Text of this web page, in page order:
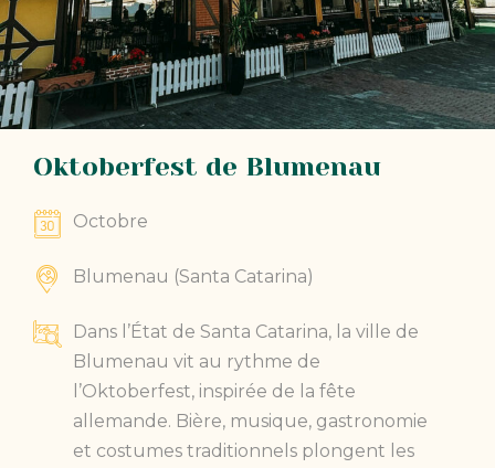
Oktoberfest de Blumenau
Octobre
Blumenau (Santa Catarina)
Dans l’État de Santa Catarina, la ville de
Blumenau vit au rythme de
l’Oktoberfest, inspirée de la fête
allemande. Bière, musique, gastronomie
et costumes traditionnels plongent les